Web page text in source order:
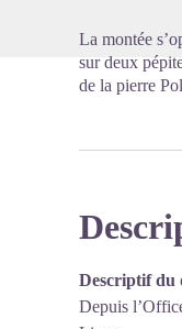
La montée
sur deux
de la pierre
Descriptif du
Depuis